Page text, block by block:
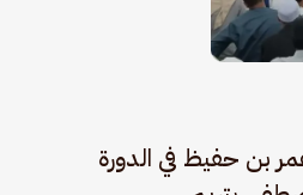
بن حفيظ في الدورة